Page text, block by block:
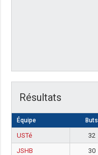
Résultats
Équipe Buts
USTé 32
JSHB
30